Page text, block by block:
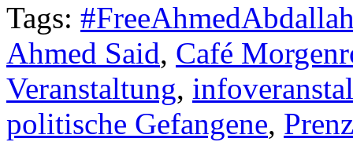
Tags:
Ahmed Said, Café
Veranstaltung,
politische Gefangene,